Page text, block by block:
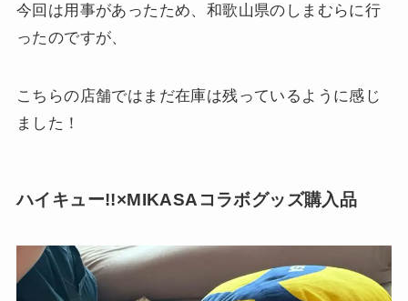
今回は用事があったため、和歌山県のしまむらに行
ったのですが、
こちらの店舗ではまだ在庫は残っているように感じ
ました！
ハイキュー!!×MIKASAコラボグッズ購入品